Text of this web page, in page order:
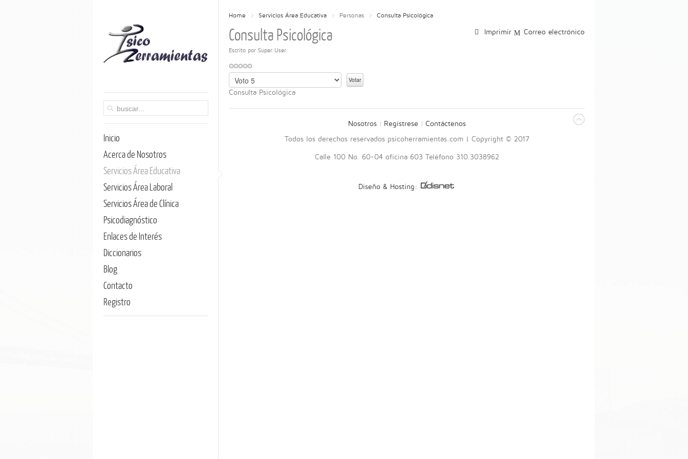
Inicio
Acerca de Nosotros
Servicios Área Educativa
Servicios Área Laboral
Servicios Área de Clínica
Psicodiagnóstico
Enlaces de Interés
Diccionarios
Blog
Contacto
Registro
Home Servicios Área Educativa Personas Consulta Psicológica
Correo electrónico
Imprimir
Consulta Psicológica
Escrito por Super User.
Por
favor,
Consulta Psicológica
Nosotros Regístrese
Contáctenos
Todos los derechos reservados psicoherramientas.com | Copyright © 2017
Calle 100 No. 60-04 oficina 603 Teléfono 310.3038962
Diseño & Hosting: